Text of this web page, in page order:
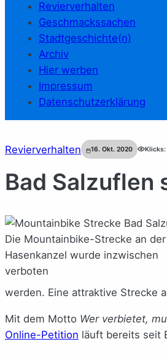
Revierverhalten
Geschmackssachen
Stadtgeschichte(n)
Archiv
Hier werben
Impressum
Datenschutzerklärung
Revierverhalten 16. Okt. 2020 Klicks:
Bad Salzuflen
Die Mountainbike-Strecke an der
Hasenkanzel wurde inzwischen
verboten
werden. Eine attraktive Strecke
Mit dem Motto Wer verbietet,
Online-Petition läuft bereits seit